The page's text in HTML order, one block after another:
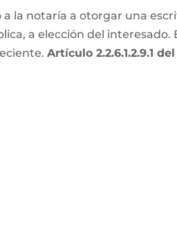
la notaría a otorgar una
a elección del interesado.
Artículo 2.2.6.1.2.9.1